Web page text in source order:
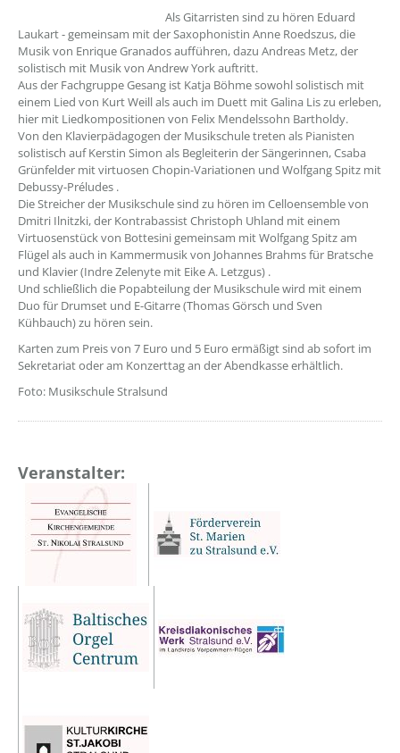
Als Gitarristen sind zu hören Eduard
Laukart - gemeinsam mit der Saxophonistin Anne Roedszus, die
Musik von Enrique Granados aufführen, dazu Andreas Metz, der
solistisch mit Musik von Andrew York auftritt.
Aus der Fachgruppe Gesang ist Katja Böhme sowohl solistisch mit
einem Lied von Kurt Weill als auch im Duett mit Galina Lis zu erleben,
hier mit Liedkompositionen von Felix Mendelssohn Bartholdy.
Von den Klavierpädagogen der Musikschule treten als Pianisten
solistisch auf Kerstin Simon als Begleiterin der Sängerinnen, Csaba
Grünfelder mit virtuosen Chopin-Variationen und Wolfgang Spitz mit
Debussy-Préludes .
Die Streicher der Musikschule sind zu hören im Celloensemble von
Dmitri Ilnitzki, der Kontrabassist Christoph Uhland mit einem
Virtuosenstück von Bottesini gemeinsam mit Wolfgang Spitz am
Flügel als auch in Kammermusik von Johannes Brahms für Bratsche
und Klavier (Indre Zelenyte mit Eike A. Letzgus) .
Und schließlich die Popabteilung der Musikschule wird mit einem
Duo für Drumset und E-Gitarre (Thomas Görsch und Sven
Kühbauch) zu hören sein.
Karten zum Preis von 7 Euro und 5 Euro ermäßigt sind ab sofort im
Sekretariat oder am Konzerttag an der Abendkasse erhältlich.
Foto: Musikschule Stralsund
Veranstalter: